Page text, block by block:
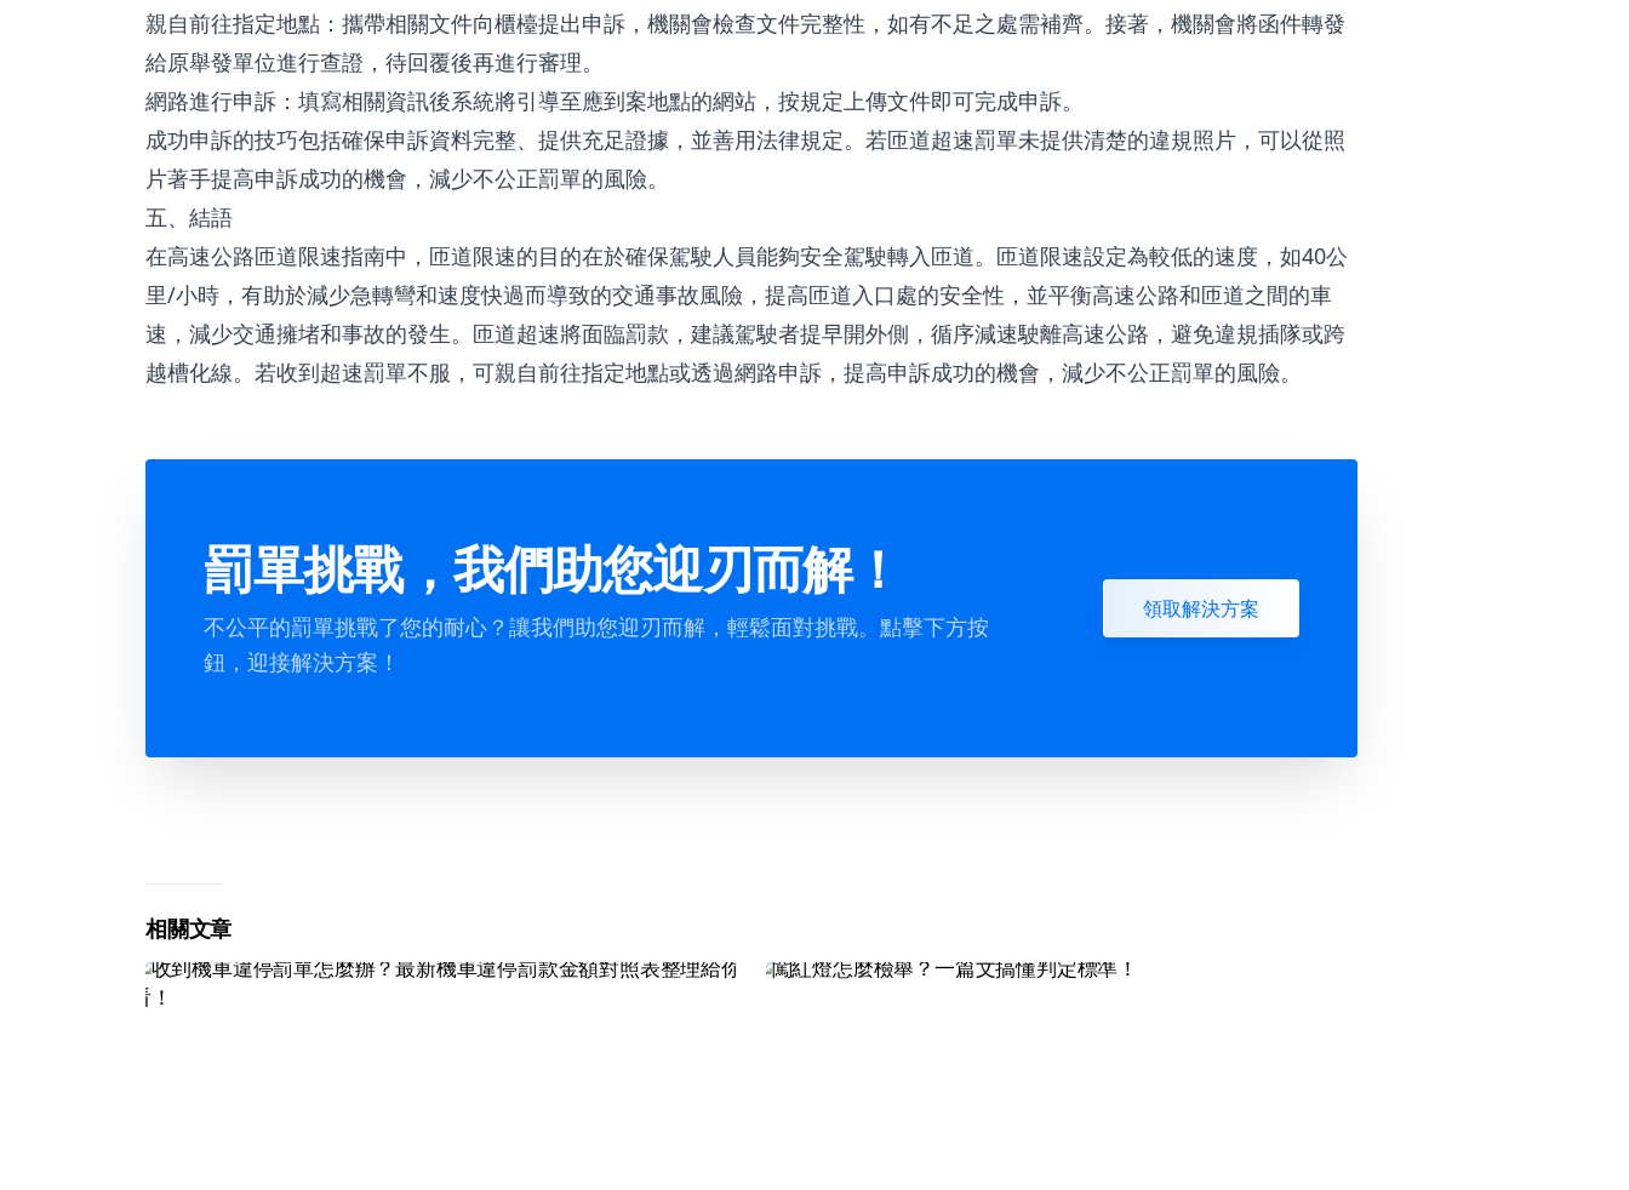
親自前往指定地點：攜帶相關文件向櫃檯提出申訴，機關會檢查文件完整性，如有不足之處需補齊。接著，機關會將函件轉發
給原舉發單位進行查證，待回覆後再進行審理。
網路進行申訴：填寫相關資訊後系統將引導至應到案地點的網站，按規定上傳文件即可完成申訴。
成功申訴的技巧包括確保申訴資料完整、提供充足證據，並善用法律規定。若匝道超速罰單未提供清楚的違規照片，可以從照
片著手提高申訴成功的機會，減少不公正罰單的風險。
五、結語
在高速公路匝道限速指南中，匝道限速的目的在於確保駕駛人員能夠安全駕駛轉入匝道。匝道限速設定為較低的速度，如40公
里/小時，有助於減少急轉彎和速度快過而導致的交通事故風險，提高匝道入口處的安全性，並平衡高速公路和匝道之間的車
速，減少交通擁堵和事故的發生。匝道超速將面臨罰款，建議駕駛者提早開外側，循序減速駛離高速公路，避免違規插隊或跨
越槽化線。若收到超速罰單不服，可親自前往指定地點或透過網路申訴，提高申訴成功的機會，減少不公正罰單的風險。
罰單挑戰，我們助您迎刃而解！
不公平的罰單挑戰了您的耐心？讓我們助您迎刃而解，輕鬆面對挑戰。點擊下方按
鈕，迎接解決方案！
領取解決方案
相關文章